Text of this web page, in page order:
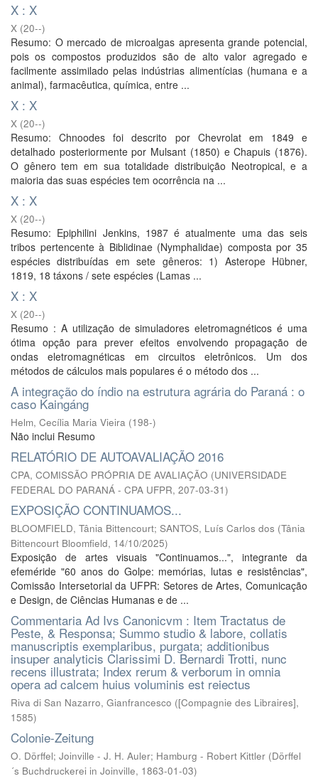
X : X
X (20--)
Resumo: O mercado de microalgas apresenta grande potencial,
pois os compostos produzidos são de alto valor agregado e
facilmente assimilado pelas indústrias alimentícias (humana e a
animal), farmacêutica, química, entre ...
X : X
X (20--)
Resumo: Chnoodes foi descrito por Chevrolat em 1849 e
detalhado posteriormente por Mulsant (1850) e Chapuis (1876).
O gênero tem em sua totalidade distribuição Neotropical, e a
maioria das suas espécies tem ocorrência na ...
X : X
X (20--)
Resumo: Epiphilini Jenkins, 1987 é atualmente uma das seis
tribos pertencente à Biblidinae (Nymphalidae) composta por 35
espécies distribuídas em sete gêneros: 1) Asterope Hübner,
1819, 18 táxons / sete espécies (Lamas ...
X : X
X (20--)
Resumo : A utilização de simuladores eletromagnéticos é uma
ótima opção para prever efeitos envolvendo propagação de
ondas eletromagnéticas em circuitos eletrônicos. Um dos
métodos de cálculos mais populares é o método dos ...
A integração do índio na estrutura agrária do Paraná : o
caso Kaingáng
Helm, Cecília Maria Vieira (198-)
Não inclui Resumo
RELATÓRIO DE AUTOAVALIAÇÃO 2016
CPA, COMISSÃO PRÓPRIA DE AVALIAÇÃO (UNIVERSIDADE
FEDERAL DO PARANÁ - CPA UFPR, 207-03-31)
EXPOSIÇÃO CONTINUAMOS...
BLOOMFIELD, Tânia Bittencourt; SANTOS, Luís Carlos dos (Tânia
Bittencourt Bloomfield, 14/10/2025)
Exposição de artes visuais "Continuamos...", integrante da
efeméride "60 anos do Golpe: memórias, lutas e resistências",
Comissão Intersetorial da UFPR: Setores de Artes, Comunicação
e Design, de Ciências Humanas e de ...
Commentaria Ad Ivs Canonicvm : Item Tractatus de
Peste, & Responsa; Summo studio & labore, collatis
manuscriptis exemplaribus, purgata; additionibus
insuper analyticis Clarissimi D. Bernardi Trotti, nunc
recens illustrata; Index rerum & verborum in omnia
opera ad calcem huius voluminis est reiectus
Riva di San Nazarro, Gianfrancesco ([Compagnie des Libraires],
1585)
Colonie-Zeitung
O. Dörffel; Joinville - J. H. Auler; Hamburg - Robert Kittler (Dörffel
´s Buchdruckerei in Joinville, 1863-01-03)